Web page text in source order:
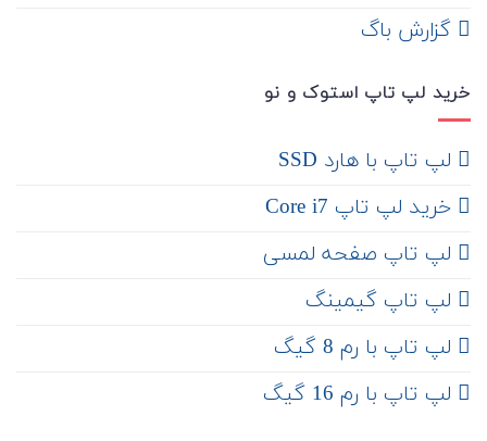
‌ گزارش باگ
خرید لپ تاپ استوک و نو
لپ تاپ با هارد SSD
خرید لپ تاپ Core i7
لپ تاپ صفحه لمسی
لپ تاپ گیمینگ
لپ تاپ با رم 8 گیگ
لپ تاپ با رم 16 گیگ